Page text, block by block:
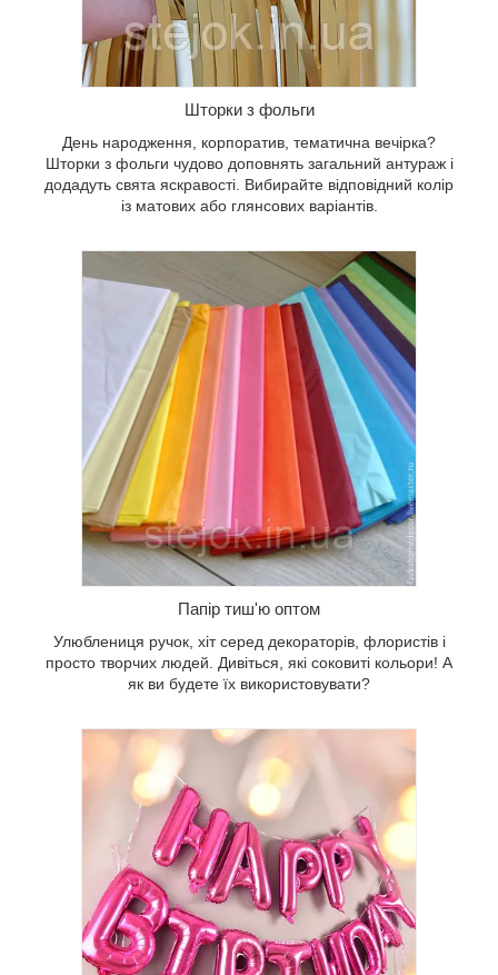
Шторки з фольги
День народження, корпоратив, тематична вечірка?
Шторки з фольги чудово доповнять загальний антураж і
додадуть свята яскравості. Вибирайте відповідний колір
із матових або глянсових варіантів.
Папір тиш'ю оптом
Улюблениця ручок, хіт серед декораторів, флористів і
просто творчих людей. Дивіться, які соковиті кольори! А
як ви будете їх використовувати?